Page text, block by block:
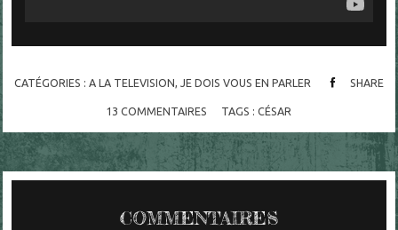
CATÉGORIES : A LA TELEVISION, JE DOIS VOUS EN PARLER SHARE
13 COMMENTAIRES TAGS : CÉSAR
COMMENTAIRES